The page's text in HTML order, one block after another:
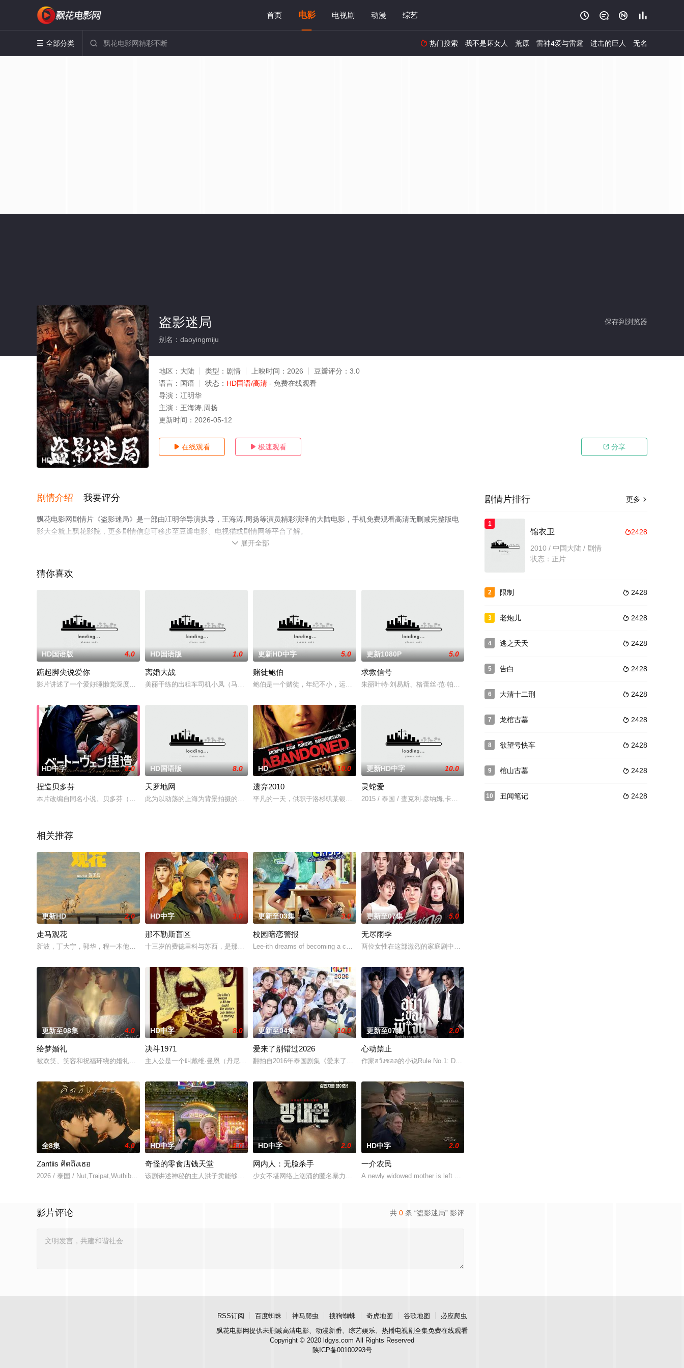
首页 电影 电视剧 动漫 综艺    
 全部分类   热门搜索 我不是坏女人 荒原 雷神4爱与雷霆 进击的巨人 无名
HD国语
保存到浏览器
盗影迷局
别名：daoyingmiju
地区： 大陆 类型： 剧情 上映时间： 2026 豆瓣评分： 3.0
语言： 国语 状态： HD国语/高清 - 免费在线观看
导演： 冮明华
主演： 王海涛,周扬
更新时间： 2026-05-12
 在线观看  极速观看  分享
剧情介绍 我要评分
飘花电影网剧情片《盗影迷局》是一部由冮明华导演执导，王海涛,周扬等演员精彩演绎的大陆电影，手机免费观看高清无删减完整版电
影大全就上飘花影院，更多剧情信息可移步至豆瓣电影、电视猫或剧情网等平台了解。
 展开全部
猜你喜欢
HD国语版 4.0
踮起脚尖说爱你
影片讲述了一个爱好睡懒觉深度缺 乏自信的“中二”模特林霜子，在学校 举办的模特大赛中意外卷入了商业战争 在英华集团董事长鹿嘉轩的操作下，林 霜子
HD国语版 1.0
离婚大战
美丽干练的出租车司机小凤（马晓晴 饰）和安于现状的小号手大明（葛优 饰）是一对结婚两年多的小夫妻，柴米油盐酱醋茶，种种生活现状让他们的情感出现了
更新HD中字 5.0
赌徒鲍伯
鲍伯是一个赌徒，年纪不小，运气却不好。本片描写他的好友—一个高级警官，跟朋友计划抢劫一家赌场的故事，发生在夜晚的巴黎蒙马特区的暗
更新1080P 5.0
求救信号
朱丽叶特·刘易斯、格蕾丝·范·帕滕、米娅·高斯将出演以女性为主导的奇幻动作片[求救信号](Mayday，暂译)。
HD中字 8.0
捏造贝多芬
本片改编自同名小说。贝多芬（古田新太 饰），众人心中的孤高天才，原来竟是秘书一手捏造的“神话”？本片揭开历史迷雾，讲述一个粗俗邋遢的真实贝多芬，
HD国语版 8.0
天罗地网
此为以动荡的上海为背景拍摄的民初动作片，描述四名曾经一齐被俘虏的军人在解甲归田后各散东西，其中梁家辉做了上海的巡捕，他找来昔日战友李子雄、郑浩南
HD 10.0
遗弃2010
平凡的一天，供职于洛杉矶某银行的经理玛丽·沃什（布莉特妮·墨菲 Brittany Murphy 饰）请假陪同男友凯文·皮特森（迪恩·凯恩 Dea
更新HD中字 10.0
灵蛇爱
2015 / 泰国 / 查克利·彦纳姆,卡恩皮彻尔·凯特玛妮,吉拉维奇·蓬帕吉特,Sakrat,Ruekthamrong,彭佩特齐·潘功,阿
相关推荐
更新HD 2.0
走马观花
新波，丁大宁，郭华，程一木他们毕业于同一所大学。他们和很多年轻人一样，自以为是，敏感错弱，没有被认可的才华。他们来自不同的地方，却有一个共同的愿
HD中字 3.0
那不勒斯盲区
十三岁的费德里科与苏西，是那不勒斯两大死敌大佬的后代。突然间生活变成了一场绝望的狂飙，彻底脱离掌控并彻底改变了命运。但在这里他们也将迎来一个盲区
更新至03集 3.0
校园暗恋警报
Lee-ith dreams of becoming a cool indie rock musician. Because of his co
更新至07集 5.0
无尽雨季
两位女性在这部激烈的家庭剧中争夺强大的蒂纳拉王朝领导权。法克法一生都在证明自己是合法继承人，但当
更新至08集 4.0
绘梦婚礼
被欢笑、笑容和祝福环绕的婚礼仅仅是爱情生活的起点。未来还有许多障碍等待着两人共同跨越。Runch和Neen都曾梦想她们能够携手顺利通过所有考验，
HD中字 8.0
决斗1971
主人公是一个叫戴维·曼恩（丹尼斯·韦弗 Dennis Weaver 饰）的中年男人，这天他在空无一人的州际公路上独自驾车。随后一辆大卡车出现了，
更新至04集 10.0
爱来了别错过2026
翻拍自2016年泰国剧集《爱来了别错过》。
更新至07集 2.0
心动禁止
作家ฮวังซอล的小说Rule No.1: Don't Be Too Emotional อย่าขอพี่เจน影视化3月23日作家FB透
全8集 4.0
Zantiis คิดถึงเธอ
2026 / 泰国 / Nut,Traipat,Wuthibowornnant,Team,Tatchanon,Thongpao,Guide,Piyawat,Khongs
HD中字 3.0
奇怪的零食店钱天堂
该剧讲述神秘的主人洪子卖能够实现人们愿望的神秘零食，以及人们来到那里展开一段魔法般的故事。
HD中字 2.0
网内人：无脸杀手
少女不堪网络上汹涌的匿名暴力，选择结束年轻的生命。悲愤的家属委托私家侦探追查真相，誓要找出躲在屏幕背后的始作俑者。随着调查深入，
HD中字 2.0
一介农民
A newly widowed mother is left with the care of an alcoholic father-in-l
共 0 条 “盗影迷局” 影评
影片评论
更多 
剧情片排行
1
2428
锦衣卫
2010 / 中国大陆 / 剧情
状态：正片
2  2428
限制
3  2428
老炮儿
4  2428
逃之夭夭
5  2428
告白
6  2428
大清十二刑
7  2428
龙棺古墓
8  2428
欲望号快车
9  2428
棺山古墓
10  2428
丑闻笔记
RSS订阅 百度蜘蛛 神马爬虫 搜狗蜘蛛 奇虎地图 谷歌地图
必应爬虫
飘花电影网提供未删减高清电影、动漫新番、综艺娱乐、热播电视剧全集免费在线观看
Copyright © 2020 ldgys.com All Rights Reserved
陕ICP备00100293号